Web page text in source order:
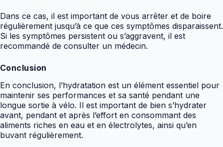
Dans ce cas, il est important de vous arrêter et de boire
régulièrement jusqu’à ce que ces symptômes disparaissent.
Si les symptômes persistent ou s’aggravent, il est
recommandé de consulter un médecin.
Conclusion
En conclusion, l’hydratation est un élément essentiel pour
maintenir ses performances et sa santé pendant une
longue sortie à vélo. Il est important de bien s’hydrater
avant, pendant et après l’effort en consommant des
aliments riches en eau et en électrolytes, ainsi qu’en
buvant régulièrement.